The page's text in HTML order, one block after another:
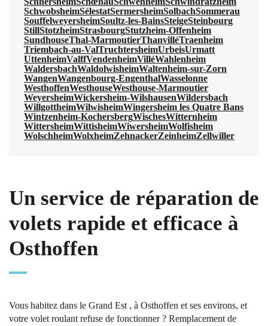
SchwobsheimSélestatSermersheimSolbachSommerau
SouffelweyersheimSoultz-les-BainsSteigeSteinbourg
StillStotzheimStrasbourgStutzheim-Offenheim
SundhouseThal-MarmoutierThanvilléTraenheim
Triembach-au-ValTruchtersheimUrbeisUrmatt
UttenheimValffVendenheimVilléWahlenheim
WaldersbachWaldolwisheimWaltenheim-sur-Zorn
WangenWangenbourg-EngenthalWasselonne
WesthoffenWesthouseWesthouse-Marmoutier
WeyersheimWickersheim-WilshausenWildersbach
WillgottheimWilwisheimWingersheim les Quatre Bans
Wintzenheim-KochersbergWischesWitternheim
WittersheimWittisheimWiwersheimWolfisheim
WolschheimWolxheimZehnackerZeinheimZellwiller
Un service de réparation de
volets rapide et efficace à
Osthoffen
Vous habitez dans le Grand Est , à Osthoffen et ses environs, et
votre volet roulant refuse de fonctionner ? Remplacement de